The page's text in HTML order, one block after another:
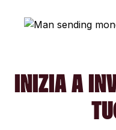
INIZIA A